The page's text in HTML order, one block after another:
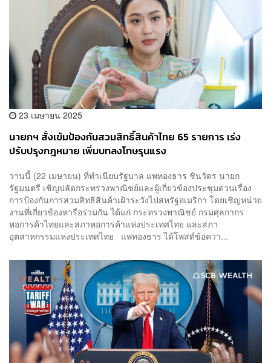
23 เมษายน 2025
นายกฯ สั่งเข้มป้องกันสวมสิทธิ์สินค้าไทย 65 รายการ เร่ง
ปรับปรุงกฎหมาย เพิ่มบทลงโทษรุนแรง
วานนี้ (22 เมษายน) ที่ทำเนียบรัฐบาล แพทองธาร ชินวัตร นายก
รัฐมนตรี เชิญปลัดกระทรวงพาณิชย์และผู้เกี่ยวข้องประชุมด่วนเรื่อง
การป้องกันการสวมสิทธิสินค้าเฝ้าระวังไปสหรัฐอเมริกา โดยเชิญหน่วย
งานที่เกี่ยวข้องหารือร่วมกัน ได้แก่ กระทรวงพาณิชย์ กรมศุลกากร
หอการค้าไทยและสภาหอการค้าแห่งประเทศไทย และสภา
อุตสาหกรรมแห่งประเทศไทย แพทองธาร ได้โพสต์ข้อควา...